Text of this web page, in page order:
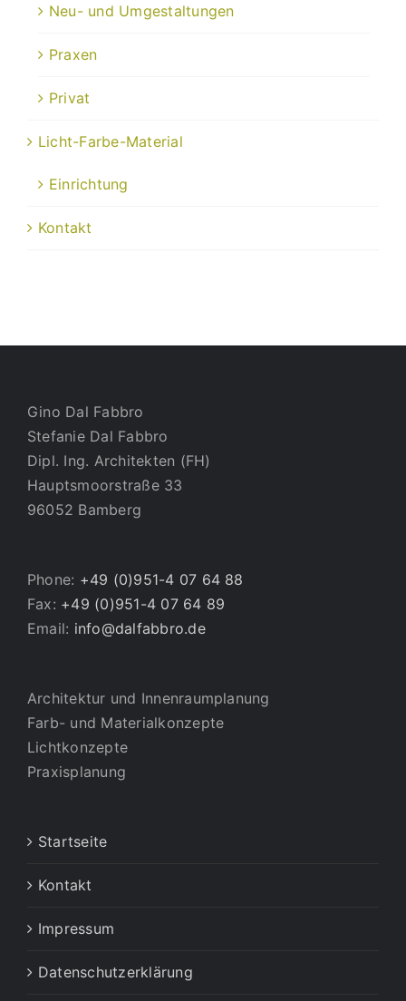
Neu- und Umgestaltungen
Praxen
Privat
Licht-Farbe-Material
Einrichtung
Kontakt
Gino Dal Fabbro
Stefanie Dal Fabbro
Dipl. Ing. Architekten (FH)
Hauptsmoorstraße 33
96052 Bamberg
Phone: +49 (0)951-4 07 64 88
Fax: +49 (0)951-4 07 64 89
Email: info@dalfabbro.de
Architektur und Innenraumplanung
Farb- und Materialkonzepte
Lichtkonzepte
Praxisplanung
Startseite
Kontakt
Impressum
Datenschutzerklärung